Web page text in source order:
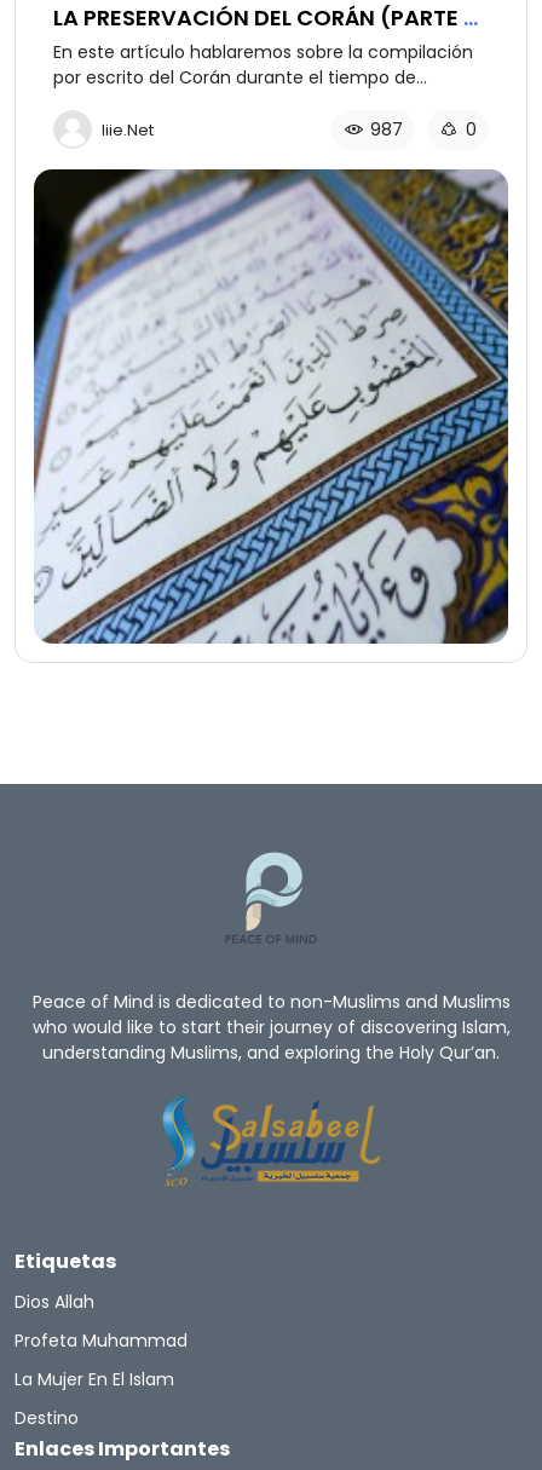
LA PRESERVACIÓN DEL CORÁN (PARTE 2
DE 2): EL CORÁN ESCRITO
En este artículo hablaremos sobre la compilación
por escrito del Corán durante el tiempo de
Iiie.net 987 0
Peace of Mind is dedicated to non-Muslims and Muslims
who would like to start their journey of discovering Islam,
understanding Muslims, and exploring the Holy Qur’an.
Etiquetas
Dios Allah
Profeta Muhammad
La Mujer En El Islam
Destino
Enlaces Importantes